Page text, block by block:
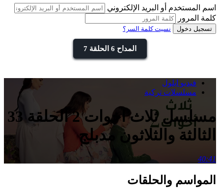
اسم المستخدم أو البريد الإلكتروني
كلمة المرور
تسجيل دخول نسيت كلمة السر؟
المداح 6 الحلقة 7
فيديو ايلول
مسلسلات تركية
مسلسل ثلاث اخوات 2 الحلقة 33
الثالثة والثلاثون مدبلج
40:41
المواسم والحلقات